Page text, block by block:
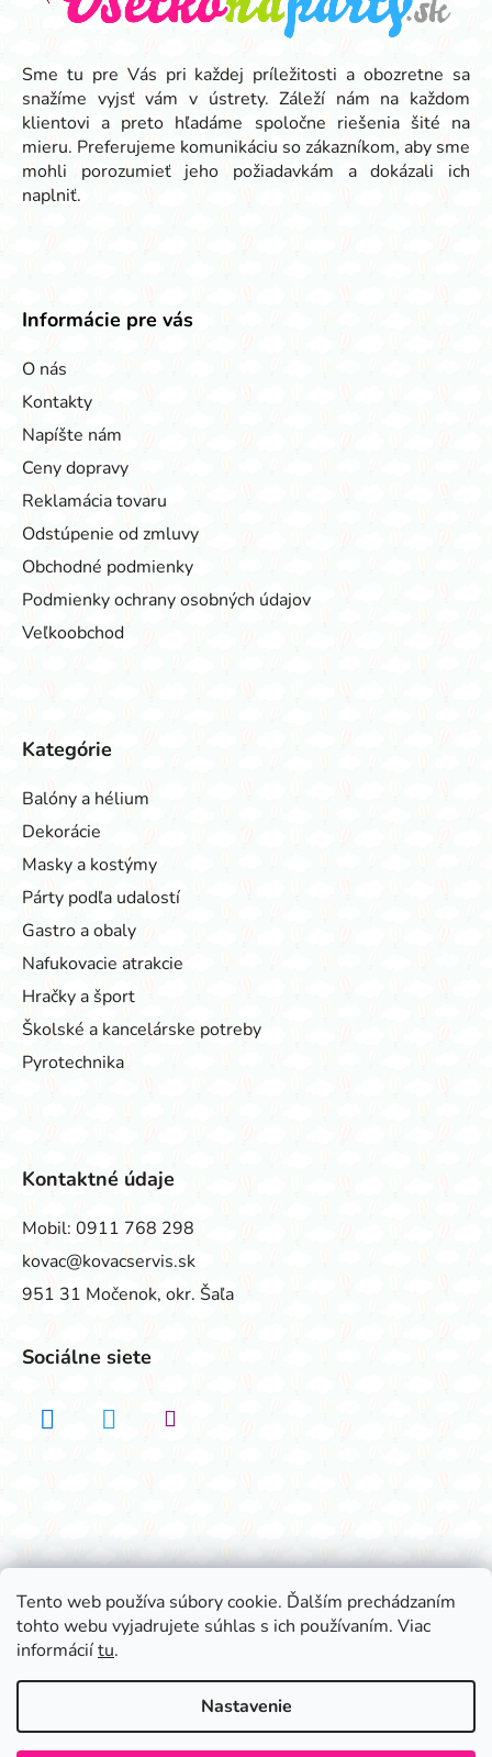
Tento web používa súbory cookie. Ďalším prechádzaním
tohto webu vyjadrujete súhlas s ich používaním. Viac
informáciítu.
Nastavenie
Sme tu pre Vás pri každej príležitosti a obozretne sa
snažíme vyjsť vám v ústrety. Záleží nám na každom
klientovi a preto hľadáme spoločne riešenia šité na
mieru. Preferujeme komunikáciu so zákazníkom, aby sme
mohli porozumieť jeho požiadavkám a dokázali ich
naplniť.
Informácie pre vás
O nás
Kontakty
Napíšte nám
Ceny dopravy
Reklamácia tovaru
Odstúpenie od zmluvy
Obchodné podmienky
Podmienky ochrany osobných údajov
Veľkoobchod
Kategórie
Balóny a hélium
Dekorácie
Masky a kostýmy
Párty podľa udalostí
Gastro a obaly
Nafukovacie atrakcie
Hračky a šport
Školské a kancelárske potreby
Pyrotechnika
Kontaktné údaje
Mobil: 0911 768 298
kovac@kovacservis.sk
951 31 Močenok, okr. Šaľa
Sociálne siete
vyhradené.